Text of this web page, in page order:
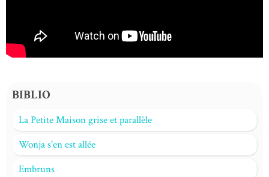
BIBLIO
La Petite Maison grise et parallèle
Wonja s'en est allée
Embruns